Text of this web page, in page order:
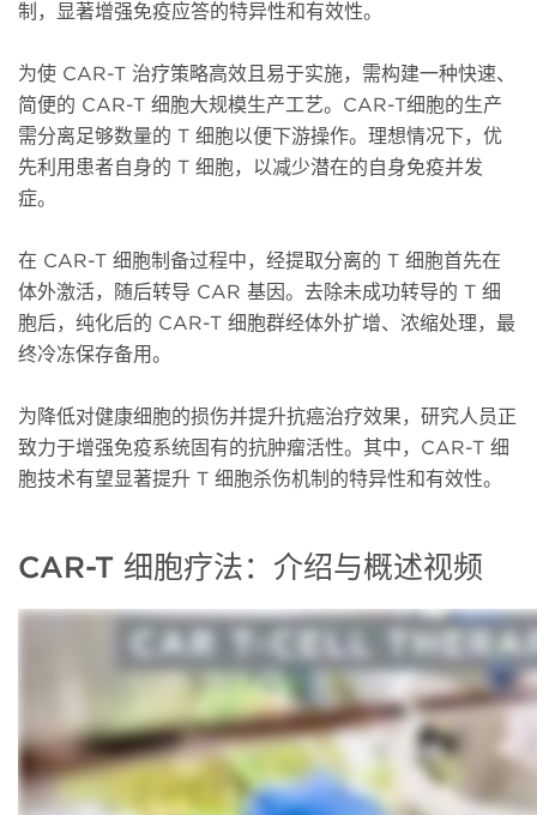
制，显著增强免疫应答的特异性和有效性。
为使 CAR-T 治疗策略高效且易于实施，需构建一种快速、
简便的 CAR-T 细胞大规模生产工艺。CAR-T细胞的生产
需分离足够数量的 T 细胞以便下游操作。理想情况下，优
先利用患者自身的 T 细胞，以减少潜在的自身免疫并发
症。
在 CAR-T 细胞制备过程中，经提取分离的 T 细胞首先在
体外激活，随后转导 CAR 基因。去除未成功转导的 T 细
胞后，纯化后的 CAR-T 细胞群经体外扩增、浓缩处理，最
终冷冻保存备用。
为降低对健康细胞的损伤并提升抗癌治疗效果，研究人员正
致力于增强免疫系统固有的抗肿瘤活性。其中，CAR-T 细
胞技术有望显著提升 T 细胞杀伤机制的特异性和有效性。
CAR-T 细胞疗法：介绍与概述视频